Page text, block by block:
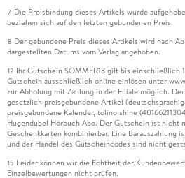
7 Die Preisbindung dieses Artikels wurde
beziehen sich auf den letzten gebundenen Preis.
8 Der gebundene Preis dieses Artikels wird nach
dargestellten Datums vom Verlag angehoben.
12 Ihr Gutschein SOMMER13 gilt bis einschließlich
Gutschein ausschließlich online einlösen unter
zur Abholung mit Zahlung in der Filiale möglich.
gesetzlich preisgebundene Artikel
preisgebundene Kalender, tolino shine
Hugendubel Hörbuch Abo. Der Gutschein ist nicht
Geschenkkarten kombinierbar. Eine Barauszahlung
und der Handel des Gutscheincodes sind nicht
15 Leider können wir die Echtheit der
Einzelbewertungen nicht prüfen.